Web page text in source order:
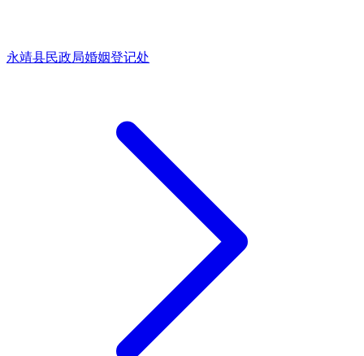
永靖县民政局婚姻登记处